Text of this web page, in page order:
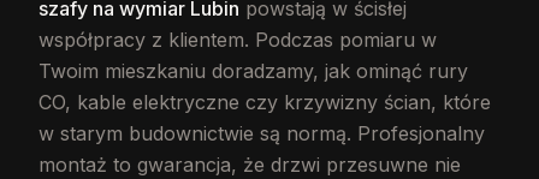
szafy na wymiar Lubin powstają w ścisłej
współpracy z klientem. Podczas pomiaru w
Twoim mieszkaniu doradzamy, jak ominąć rury
CO, kable elektryczne czy krzywizny ścian, które
w starym budownictwie są normą. Profesjonalny
montaż to gwarancja, że drzwi przesuwne nie